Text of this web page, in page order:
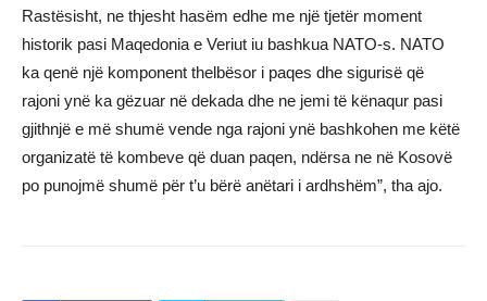
Rastësisht, ne thjesht hasëm edhe me një tjetër moment
historik pasi Maqedonia e Veriut iu bashkua NATO-s. NATO
ka qenë një komponent thelbësor i paqes dhe sigurisë që
rajoni ynë ka gëzuar në dekada dhe ne jemi të kënaqur pasi
gjithnjë e më shumë vende nga rajoni ynë bashkohen me këtë
organizatë të kombeve që duan paqen, ndërsa ne në Kosovë
po punojmë shumë për t’u bërë anëtari i ardhshëm”, tha ajo.